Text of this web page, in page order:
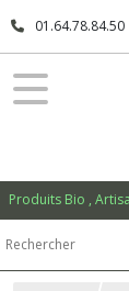
01.64.78.84.50
Produits Bio ,